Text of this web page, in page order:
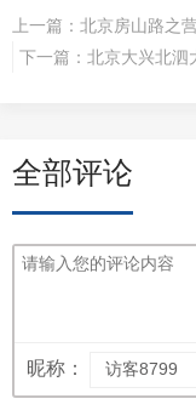
上一篇： 北京房山路之
下一篇： 北京大兴北泗
全部评论
昵称：